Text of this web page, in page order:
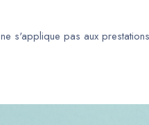
s'applique pas aux